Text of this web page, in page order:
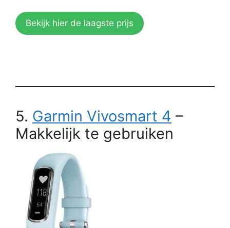
Bekijk hier de laagste prijs
5. Garmin Vivosmart 4 –
Makkelijk te gebruiken